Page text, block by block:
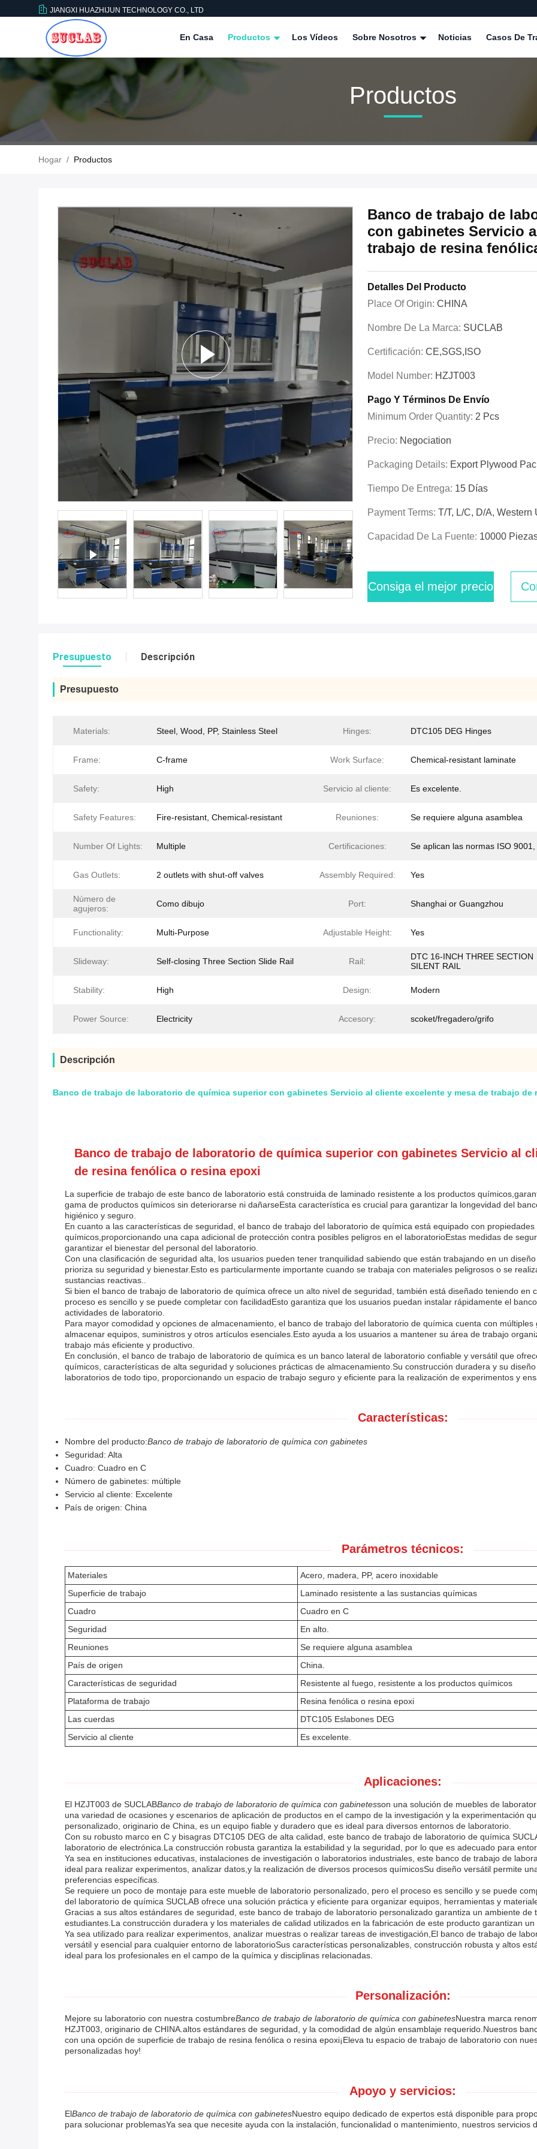
JIANGXI HUAZHIJUN TECHNOLOGY CO., LTD
En Casa Productos Los Vídeos Sobre Nosotros Noticias Casos De
Productos
Hogar / Productos
Banco de trabajo de
con gabinetes Servicio
trabajo de resina
Detalles Del Producto
Place Of Origin: CHINA
Nombre De La Marca: SUCLAB
Certificación: CE,SGS,ISO
Model Number: HZJT003
Pago Y Términos De Envío
Minimum Order Quantity: 2 Pcs
Precio: Negociation
Packaging Details: Export Plywood
Tiempo De Entrega: 15 Días
Payment Terms: T/T, L/C, D/A, Western
Capacidad De La Fuente: 10000
Consiga el mejor precio
Presupuesto Descripción
Presupuesto
Materials: Steel, Wood, PP, Stainless Steel Hinges: DTC105 DEG Hinges
Frame: C-frame Work Surface: Chemical-resistant laminate
Safety: High Servicio al cliente: Es excelente.
Safety Features: Fire-resistant, Chemical-resistant Reuniones: Se requiere alguna asamblea
Number Of Lights: Multiple Certificaciones: Se aplican las normas ISO 9001,
Gas Outlets: 2 outlets with shut-off valves Assembly Required: Yes
Número de
agujeros:
Como dibujo Port: Shanghai or Guangzhou
Functionality: Multi-Purpose Adjustable Height: Yes
Slideway: Self-closing Three Section Slide Rail Rail:
DTC 16-INCH THREE SECTION
SILENT RAIL
Stability: High Design: Modern
Power Source: Electricity Accesory: scoket/fregadero/grifo
Descripción
Banco de trabajo de laboratorio de química superior con gabinetes Servicio al cliente excelente y mesa de trabajo
Banco de trabajo de laboratorio de química superior con gabinetes Servicio al
de resina fenólica o resina epoxi
La superficie de trabajo de este banco de laboratorio está construida de laminado resistente a los productos
gama de productos químicos sin deteriorarse ni dañarseEsta característica es crucial para garantizar la longevidad del
higiénico y seguro.
En cuanto a las características de seguridad, el banco de trabajo del laboratorio de química está equipado con
químicos,proporcionando una capa adicional de protección contra posibles peligros en el laboratorioEstas medidas de
garantizar el bienestar del personal del laboratorio.
Con una clasificación de seguridad alta, los usuarios pueden tener tranquilidad sabiendo que están trabajando en un
prioriza su seguridad y bienestar.Esto es particularmente importante cuando se trabaja con materiales peligrosos o se
sustancias reactivas..
Si bien el banco de trabajo de laboratorio de química ofrece un alto nivel de seguridad, también está diseñado teniendo en
proceso es sencillo y se puede completar con facilidadEsto garantiza que los usuarios puedan instalar rápidamente el
actividades de laboratorio.
Para mayor comodidad y opciones de almacenamiento, el banco de trabajo del laboratorio de química cuenta con
almacenar equipos, suministros y otros artículos esenciales.Esto ayuda a los usuarios a mantener su área de trabajo
trabajo más eficiente y productivo.
En conclusión, el banco de trabajo de laboratorio de química es un banco lateral de laboratorio confiable y versátil que
químicos, características de alta seguridad y soluciones prácticas de almacenamiento.Su construcción duradera y su
laboratorios de todo tipo, proporcionando un espacio de trabajo seguro y eficiente para la realización de experimentos y
Características:
Nombre del producto:Banco de trabajo de laboratorio de química con gabinetes
Seguridad: Alta
Cuadro: Cuadro en C
Número de gabinetes: múltiple
Servicio al cliente: Excelente
País de origen: China
Parámetros técnicos:
Materiales
Acero, madera, PP, acero inoxidable
Superficie de trabajo
Laminado resistente a las sustancias químicas
Cuadro
Cuadro en C
Seguridad
En alto.
Reuniones
Se requiere alguna asamblea
País de origen
China.
Características de seguridad
Resistente al fuego, resistente a los productos químicos
Plataforma de trabajo
Resina fenólica o resina epoxi
Las cuerdas
DTC105 Eslabones DEG
Servicio al cliente
Es excelente.
Aplicaciones:
El HZJT003 de SUCLABBanco de trabajo de laboratorio de química con gabinetesson una solución de muebles de
una variedad de ocasiones y escenarios de aplicación de productos en el campo de la investigación y la experimentación
personalizado, originario de China, es un equipo fiable y duradero que es ideal para diversos entornos de laboratorio.
Con su robusto marco en C y bisagras DTC105 DEG de alta calidad, este banco de trabajo de laboratorio de química
laboratorio de electrónica.La construcción robusta garantiza la estabilidad y la seguridad, por lo que es adecuado para
Ya sea en instituciones educativas, instalaciones de investigación o laboratorios industriales, este banco de trabajo de
ideal para realizar experimentos, analizar datos,y la realización de diversos procesos químicosSu diseño versátil permite
preferencias específicas.
Se requiere un poco de montaje para este mueble de laboratorio personalizado, pero el proceso es sencillo y se puede
del laboratorio de química SUCLAB ofrece una solución práctica y eficiente para organizar equipos, herramientas y
Gracias a sus altos estándares de seguridad, este banco de trabajo de laboratorio personalizado garantiza un ambiente
estudiantes.La construcción duradera y los materiales de calidad utilizados en la fabricación de este producto garantizan
Ya sea utilizado para realizar experimentos, analizar muestras o realizar tareas de investigación,El banco de trabajo de
versátil y esencial para cualquier entorno de laboratorioSus características personalizables, construcción robusta y altos
ideal para los profesionales en el campo de la química y disciplinas relacionadas.
Personalización:
Mejore su laboratorio con nuestra costumbreBanco de trabajo de laboratorio de química con gabinetesNuestra marca
HZJT003, originario de CHINA.altos estándares de seguridad, y la comodidad de algún ensamblaje requerido.Nuestros
con una opción de superficie de trabajo de resina fenólica o resina epoxi¡Eleva tu espacio de trabajo de laboratorio con
personalizadas hoy!
Apoyo y servicios:
ElBanco de trabajo de laboratorio de química con gabinetesNuestro equipo dedicado de expertos está disponible para
para solucionar problemasYa sea que necesite ayuda con la instalación, funcionalidad o mantenimiento, nuestros